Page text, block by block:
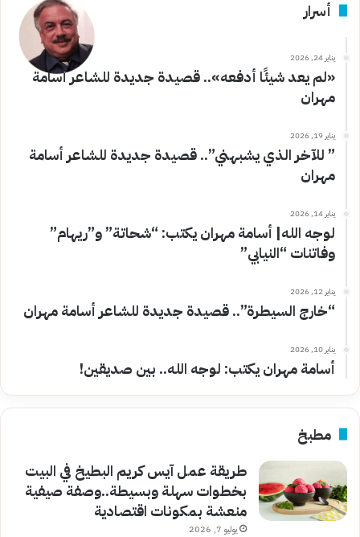
أسرار
يناير 24, 2026
«لم يعد شيئًا أدفعه».. قصيدة جديدة للشاعر أسامة
مهران
يناير 19, 2026
” للآخر الذي يشبهني”.. قصيدة جديدة للشاعر أسامة
مهران
يناير 14, 2026
لوجه الله| أسامة مهران يكتب: “شحاتة” و”ريهام”
وفاتنات “النيابي”
يناير 12, 2026
“خارج السيطرة”.. قصيدة جديدة للشاعر أسامة مهران
يناير 10, 2026
أسامة مهران يكتب: لوجه الله.. بين صديقين!
مطبخ
طريقة عمل آيس كريم البطيخ في البيت
بخطوات سهلة وبسيطة..وصفة صيفية
منعشة بمكونات اقتصادية
يوليو 7, 2026